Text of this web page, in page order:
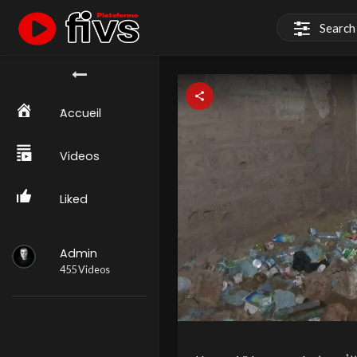
َAccueil
Videos
Liked
Admin
455 Videos